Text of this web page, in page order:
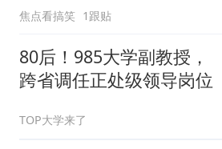
焦点看搞笑 1跟贴
80后！985大学副教授，
跨省调任正处级领导岗位
TOP大学来了